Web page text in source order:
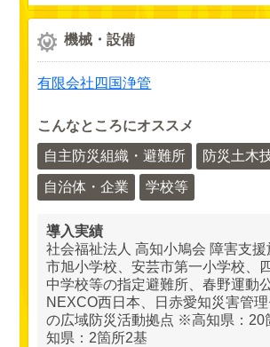
機械・設備
有限会社四国浄管
こんなところにオススメ
自主防災組織・避難所
防災土木
自治体・企業 学校等
導入実績
社会福祉法人 高知小鳩会 障害支援
市旭小学校、安芸市第一小学校、
中学校等の指定避難所、春野運動
NEXCO西日本、日赤愛知災害管
の広域防災活動拠点 ※高知県：20
知県：2箇所2基